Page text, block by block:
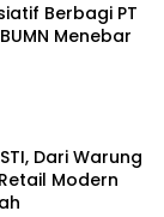
Berbagi PT
Menebar
Dari Warung
Modern